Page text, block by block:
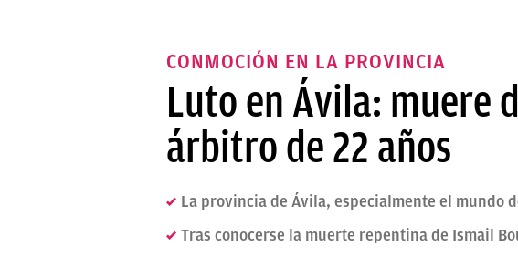
CONMOCIÓN EN LA PROVINCIA
Luto en Ávila: muere
árbitro de 22 años
La provincia de Ávila, especialmente el mundo
Tras conocerse la muerte repentina de Ismail